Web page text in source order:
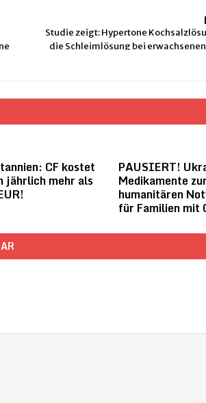
Studie zeigt: Hypertone
die Schleimlösung bei
CF kostet
jährlich mehr als
PAUSIERT!
Medikamente zur
humanitären
für Familien mit